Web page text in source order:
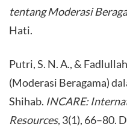
tentang Moderasi
Hati.
​Putri, S. N. A., &
(Moderasi Beragama)
Shihab. INCARE:
Resources, 3(1), 66–80.